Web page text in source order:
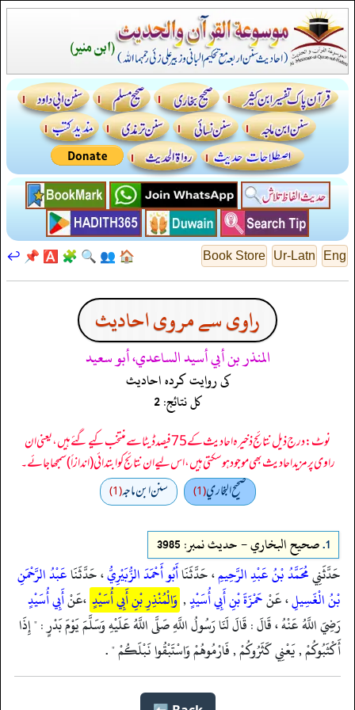
Eng
Ur-Latn
Book Store
🏠
👥
🔍
🧩
🅰️
📌
↩️
راوی سے مروی احادیث
المنذر بن أبي أسيد الساعدي، أبو سعيد
کی روایت کردہ احادیث
کل نتائج: 2
نوٹ: درج ذیل نتائج ذخیرہ احادیث کے 75 فیصد ڈیٹا سے منتخب کیے گئے ہیں، یعنی ان
راوی پر مزید احادیث بھی موجود ہو سکتی ہیں، اس لیے ان نتائج کو ابتدائی (اندازاً) سمجھا جائے۔
صحيح البخاري(1) سنن ابن ماجه(1)
1. صحيح البخاري - حدیث نمبر: 3985
حَدَّثَنِيمُحَمَّدُ بْنُ عَبْدِ الرَّحِيمِ، حَدَّثَنَاأَبُو أَحْمَدَ الزُّبَيْرِيُّ، حَدَّثَنَاعَبْدُ الرَّحْمَنِ
بْنُ الْغَسِيلِ، عَنْحَمْزَةَ بْنِ أَبِي أُسَيْدٍ, وَالْمُنْذِرِ بْنِ أَبِي أُسَيْدٍ ،عَنْأَبِي أُسَيْدٍ
رَضِيَ اللَّهُ عَنْهُ ، قَالَ : قَالَ لَنَا رَسُولُ اللَّهِ صَلَّى اللَّهُ عَلَيْهِ وَسَلَّمَ يَوْمَ بَدْرٍ : " إِذَا
أَكْثَبُوكُمْ , يَعْنِي كَثَرُوكُمْ , فَارْمُوهُمْ وَاسْتَبْقُوا نَبْلَكُمْ " .